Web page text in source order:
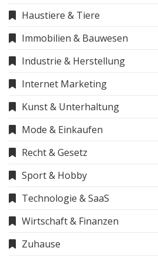
Haustiere & Tiere
Immobilien & Bauwesen
Industrie & Herstellung
Internet Marketing
Kunst & Unterhaltung
Mode & Einkaufen
Recht & Gesetz
Sport & Hobby
Technologie & SaaS
Wirtschaft & Finanzen
Zuhause